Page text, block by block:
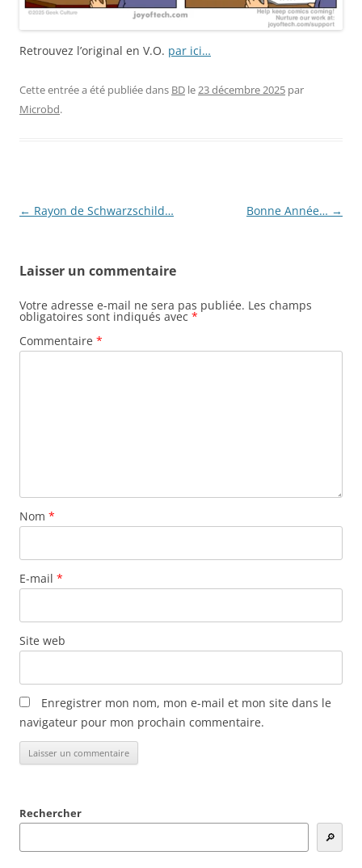
Retrouvez l’original en V.O. par ici…
Cette entrée a été publiée dans BD le23 décembre 2025 par
Microbd.
Navigation
← Rayon de Schwarzschild… Bonne Année… →
Laisser un commentaire
Votre adresse e-mail ne sera pas publiée. Les champs
obligatoires sont indiqués avec *
Commentaire *
Nom *
E-mail *
Site web
Enregistrer mon nom, mon e-mail et mon site dans le
navigateur pour mon prochain commentaire.
Rechercher
🔎